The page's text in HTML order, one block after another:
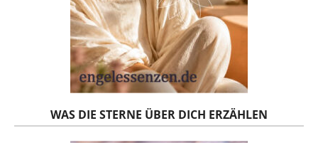
WAS DIE STERNE ÜBER DICH ERZÄHLEN